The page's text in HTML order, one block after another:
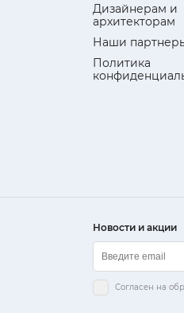
Дизайнерам и
архитекторам
Наши
Политика
Новости и акции
Согласен на